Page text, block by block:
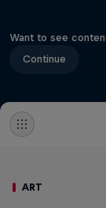
Want to see
Continue
ART